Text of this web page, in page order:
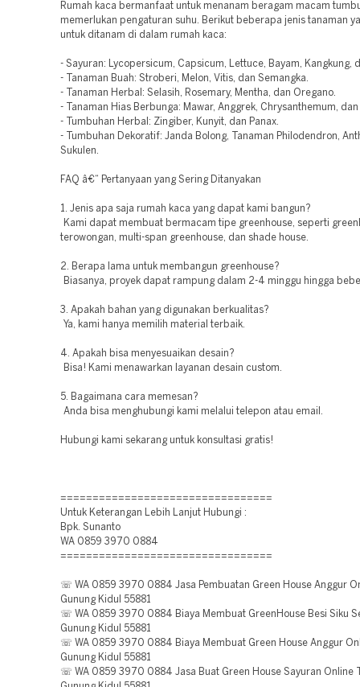
Rumah kaca bermanfaat untuk menanam beragam macam
memerlukan pengaturan suhu. Berikut beberapa jenis tanaman
untuk ditanam di dalam rumah kaca:
- Sayuran: Lycopersicum, Capsicum, Lettuce, Bayam, Kangkung,
- Tanaman Buah: Stroberi, Melon, Vitis, dan Semangka.
- Tanaman Herbal: Selasih, Rosemary, Mentha, dan Oregano.
- Tanaman Hias Berbunga: Mawar, Anggrek, Chrysanthemum,
- Tumbuhan Herbal: Zingiber, Kunyit, dan Panax.
- Tumbuhan Dekoratif: Janda Bolong, Tanaman Philodendron,
Sukulen.
FAQ â€“ Pertanyaan yang Sering Ditanyakan
1. Jenis apa saja rumah kaca yang dapat kami bangun?
Kami dapat membuat bermacam tipe greenhouse, seperti
terowongan, multi-span greenhouse, dan shade house.
2. Berapa lama untuk membangun greenhouse?
Biasanya, proyek dapat rampung dalam 2-4 minggu hingga
3. Apakah bahan yang digunakan berkualitas?
Ya, kami hanya memilih material terbaik.
4. Apakah bisa menyesuaikan desain?
Bisa! Kami menawarkan layanan desain custom.
5. Bagaimana cara memesan?
Anda bisa menghubungi kami melalui telepon atau email.
Hubungi kami sekarang untuk konsultasi gratis!
=================================
Untuk Keterangan Lebih Lanjut Hubungi :
Bpk. Sunanto
WA 0859 3970 0884
=================================
☏ WA 0859 3970 0884 Jasa Pembuatan Green House Anggur
Gunung Kidul 55881
☏ WA 0859 3970 0884 Biaya Membuat GreenHouse Besi Siku
Gunung Kidul 55881
☏ WA 0859 3970 0884 Biaya Membuat Green House Anggur
Gunung Kidul 55881
☏ WA 0859 3970 0884 Jasa Buat Green House Sayuran Online